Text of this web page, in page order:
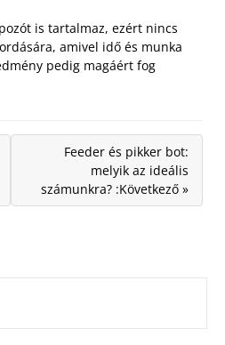
is tartalmaz, ezért nincs
amivel idő és munka
pedig magáért fog
Feeder és pikker bot:
melyik az ideális
számunkra? :Következő »